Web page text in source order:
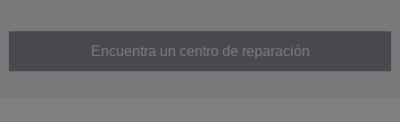
Encuentra un centro de reparación